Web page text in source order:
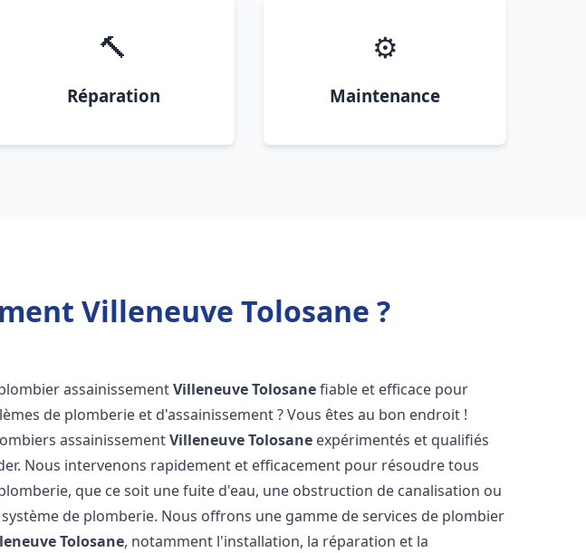
🔨
Réparation
⚙️
Maintenance
Villeneuve Tolosane ?
assainissementVilleneuve Tolosanefiable et efficace pour
de plomberie et d'assainissement ? Vous êtes au bon endroit !
assainissementVilleneuve Tolosane expérimentés et qualifiés
Nous intervenons rapidement et efficacement pour résoudre tous
que ce soit une fuite d'eau, une obstruction de canalisation ou
de plomberie. Nous offrons une gamme de services de plombier
Tolosane, notamment l'installation, la réparation et la